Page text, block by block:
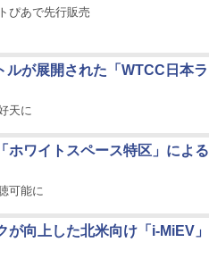
ぴあで先行販売
ルが展開された「WTCC日本
天に
ホワイトスペース特区」によ
可能に
が向上した北米向け「i-MiEV